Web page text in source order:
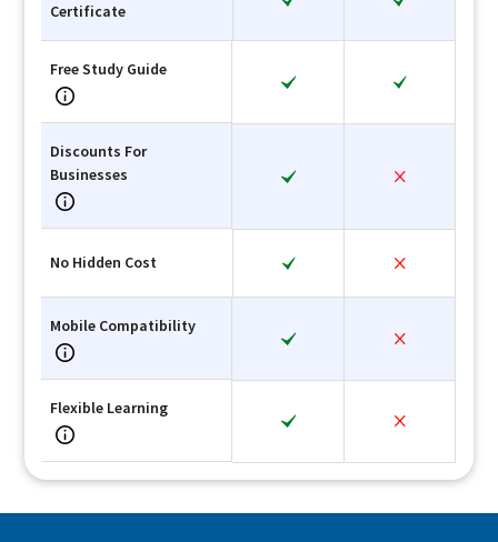
Certificate
Free Study Guide
Discounts For
Businesses
No Hidden Cost
Mobile Compatibility
Flexible Learning